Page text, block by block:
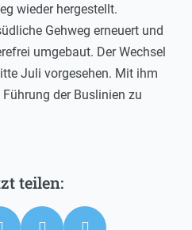
wieder hergestellt.
Gehweg erneuert und
umgebaut. Der Wechsel
Juli vorgesehen. Mit ihm
der Buslinien zu